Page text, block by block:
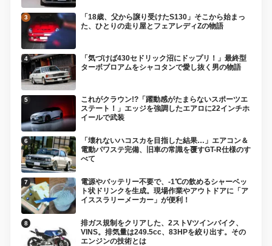
「18歳、父から譲り受けたS130」そこから始まっ
た、ひとりの走り屋とフェアレディZの物語
「気づけば430セドリック沼にドップリ！」最終型
ターボブロアムをシャコタンで愛し抜く男の物語
これがクラウン!?「躍動感がたまらないスポーツエ
ステート！」エッジを強調したエアロに22インチホ
イールで武装
「壊れないハコスカを目指した結果…」エアコン＆
電動パワステ完備、旧車の常識を覆すGT-R仕様のす
べて
電源やバッテリー不要で、-1℃の飲めるシャーベッ
ト状ドリンクを生成。現場作業やアウトドアに「ア
イススラリーメーカー」が便利！
排ガス規制をクリアした、2ストVツインバイク、
VINS。排気量は249.5cc、83HPを絞り出す。その
エンジンの技術とは